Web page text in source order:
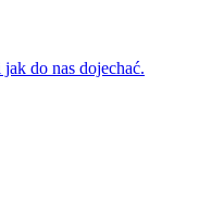
do nas dojechać.